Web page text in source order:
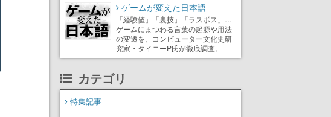
ゲームが変えた日本語
「経験値」「裏技」「ラスボス」…
ゲームにまつわる言葉の起源や用法
の変遷を、コンピューター文化史研
究家・タイニーP氏が徹底調査。
カテゴリ
特集記事